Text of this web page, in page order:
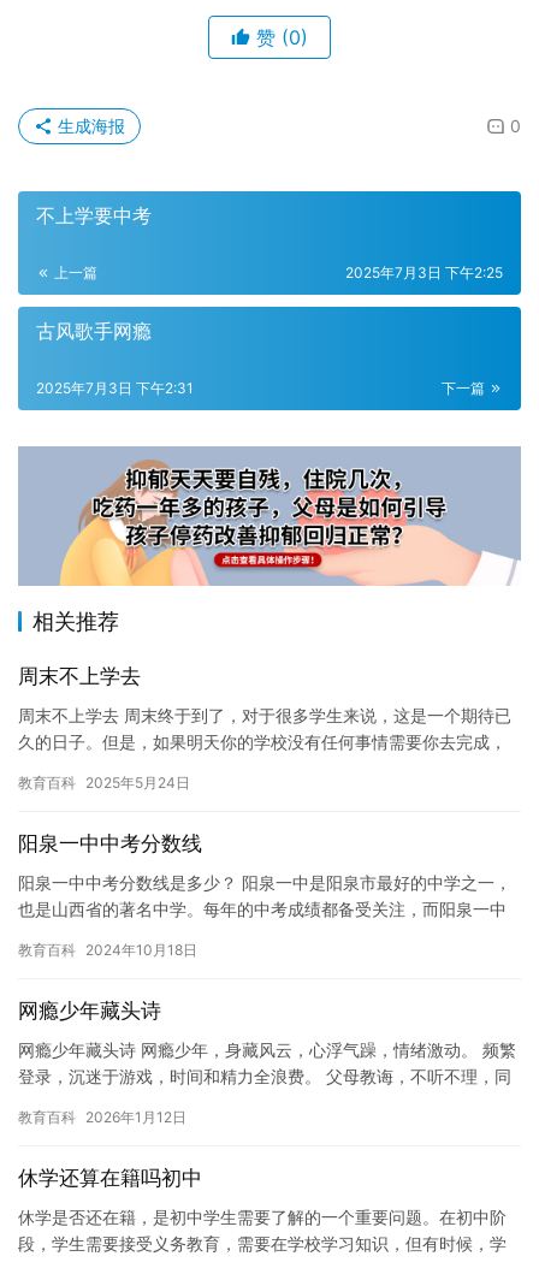
赞 (0)
0
生成海报
不上学要中考
上一篇 2025年7月3日 下午2:25
古风歌手网瘾
下一篇
2025年7月3日 下午2:31
相关推荐
周末不上学去
周末不上学去 周末终于到了，对于很多学生来说，这是一个期待已
久的日子。但是，如果明天你的学校没有任何事情需要你去完成，
呢？…
教育百科 2025年5月24日
阳泉一中中考分数线
阳泉一中中考分数线是多少？ 阳泉一中是阳泉市最好的中学之一，
也是山西省的著名中学。每年的中考成绩都备受关注，而阳泉一中
线…
教育百科 2024年10月18日
网瘾少年藏头诗
网瘾少年藏头诗 网瘾少年，身藏风云，心浮气躁，情绪激动。 频繁
登录，沉迷于游戏，时间和精力全浪费。 父母教诲，不听不理，同
教育百科 2026年1月12日
休学还算在籍吗初中
休学是否还在籍，是初中学生需要了解的一个重要问题。在初中阶
段，学生需要接受义务教育，需要在学校学习知识，但有时候，学